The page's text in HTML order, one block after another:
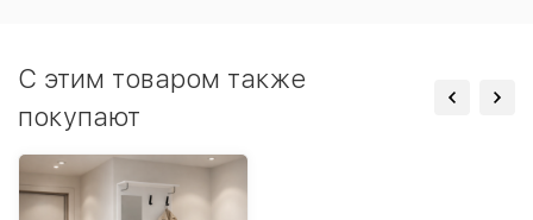
C этим товаром также
покупают